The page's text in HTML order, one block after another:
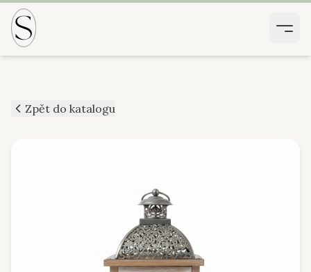
Zpět do katalogu